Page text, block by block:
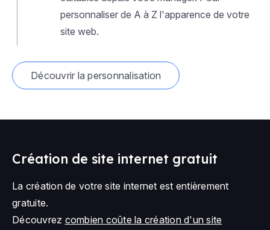
personnaliser de A à Z l'apparence de votre
site web.
Découvrir la personnalisation
Création de site internet gratuit
La création de votre site internet est entièrement
gratuite.
Découvrez combien coûte la création d'un site